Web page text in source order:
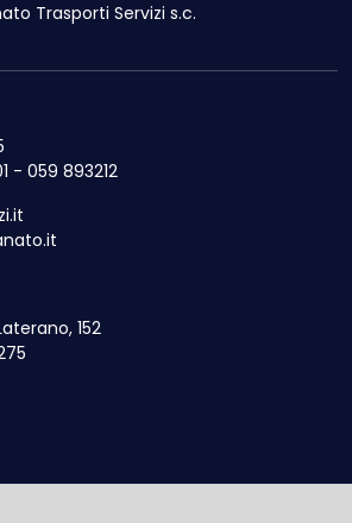
Trasporti Servizi s.c.
- 059 893212
152